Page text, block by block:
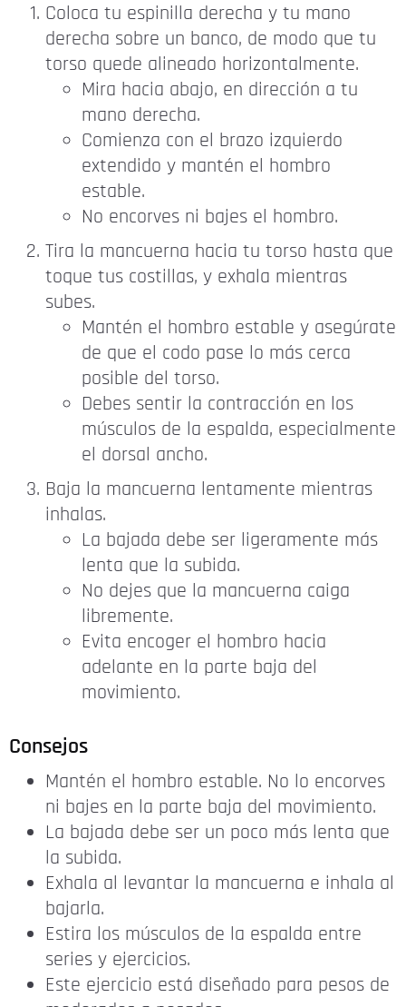
Coloca tu espinilla derecha y tu mano
derecha sobre un banco, de modo que tu
torso quede alineado horizontalmente.
Mira hacia abajo, en dirección a tu
mano derecha.
Comienza con el brazo izquierdo
extendido y mantén el hombro
estable.
No encorves ni bajes el hombro.
Tira la mancuerna hacia tu torso hasta que
toque tus costillas, y exhala mientras
subes.
Mantén el hombro estable y asegúrate
de que el codo pase lo más cerca
posible del torso.
Debes sentir la contracción en los
músculos de la espalda, especialmente
el dorsal ancho.
Baja la mancuerna lentamente mientras
inhalas.
La bajada debe ser ligeramente más
lenta que la subida.
No dejes que la mancuerna caiga
libremente.
Evita encoger el hombro hacia
adelante en la parte baja del
movimiento.
Consejos
Mantén el hombro estable. No lo encorves
ni bajes en la parte baja del movimiento.
La bajada debe ser un poco más lenta que
la subida.
Exhala al levantar la mancuerna e inhala al
bajarla.
Estira los músculos de la espalda entre
series y ejercicios.
Este ejercicio está diseñado para pesos de